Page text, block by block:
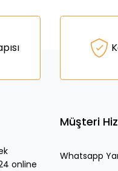
görüntülenemiyor.
online
Müşteri
Whatsapp